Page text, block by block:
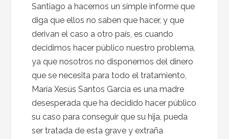
Santiago a hacernos un simple informe que
diga que ellos no saben que hacer, y que
derivan el caso a otro país, es cuando
decidimos hacer público nuestro problema,
ya que nosotros no disponemos del dinero
que se necesita para todo el tratamiento,
María Xesús Santos García es una madre
desesperada que ha decidido hacer público
su caso para conseguir que su hija, pueda
ser tratada de esta grave y extraña